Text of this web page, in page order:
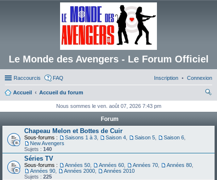
Le Monde des Avengers - Le Forum Officiel
Raccourcis FAQ Connexion
Inscription
Accueil
Accueil du forum
ch
Nous sommes le ven. août 07, 2026 7:43 pm
Forum
Chapeau Melon et Bottes de Cuir
Sous-forums : Saisons 1 à 3 Saison 4 Saison 5 Saison 6
New Avengers
Sujets : 140
Séries TV
Sous-forums : Années 50 Années 60 Années 70 Années 80
Années 90
Années 2000
Années 2010
Sujets : 225